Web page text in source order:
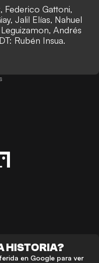
Federico Gattoni,
Jalil Elías, Nahuel
Andrés
Rubén Insua.
HISTORIA?
en Google para ver